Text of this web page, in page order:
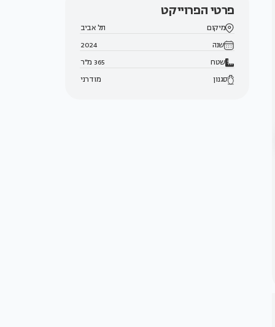
פרטי הפרוייקט
מיקום
תל אביב
שנה
2024
שטח
365 מ"ר
סגנון
מודרני